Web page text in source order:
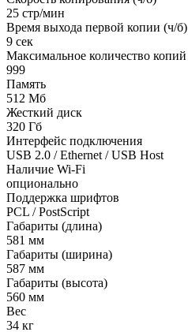
25 стр/мин
Время выхода первой копии (ч/б)
9 сек
Максимальное количество копий
999
Память
512 Мб
Жесткий диск
320 Гб
Интерфейс подключения
USB 2.0 / Ethernet / USB Host
Наличие Wi-Fi
опционально
Поддержка шрифтов
PCL / PostScript
Габариты (длина)
581 мм
Габариты (ширина)
587 мм
Габариты (высота)
560 мм
Вес
34 кг